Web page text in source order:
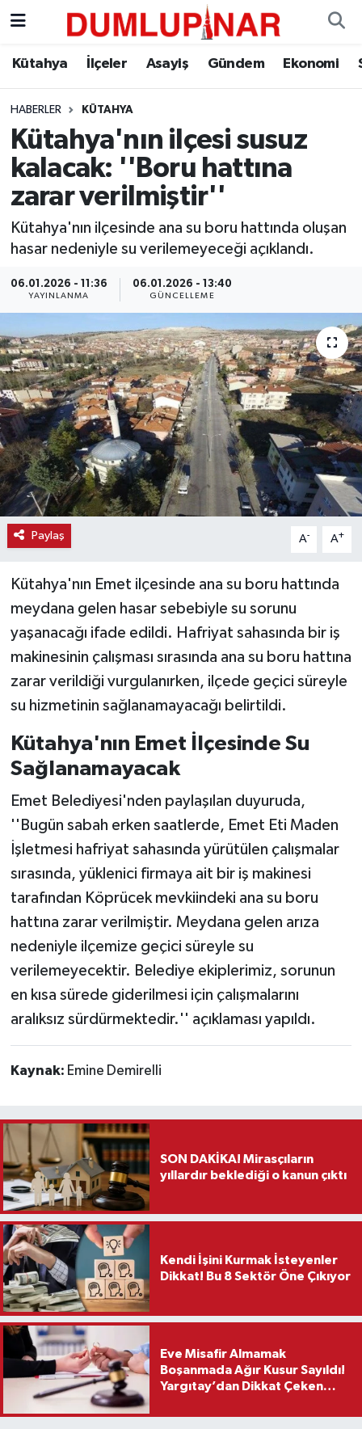
Kütahya İlçeler Asayiş Gündem Ekonomi
HABERLER KÜTAHYA
Kütahya'nın ilçesi susuz
kalacak: ''Boru hattına
zarar verilmiştir''
Kütahya'nın ilçesinde ana su boru hattında oluşan
hasar nedeniyle su verilemeyeceği açıklandı.
06.01.2026 - 11:36
YAYINLANMA
06.01.2026 - 13:40
GÜNCELLEME
Paylaş A- A+
Kütahya'nın Emet ilçesinde ana su boru hattında
meydana gelen hasar sebebiyle su sorunu
yaşanacağı ifade edildi. Hafriyat sahasında bir iş
makinesinin çalışması sırasında ana su boru hattına
zarar verildiği vurgulanırken, ilçede geçici süreyle
su hizmetinin sağlanamayacağı belirtildi.
Kütahya'nın Emet İlçesinde Su
Sağlanamayacak
Emet Belediyesi'nden paylaşılan duyuruda,
''Bugün sabah erken saatlerde, Emet Eti Maden
İşletmesi hafriyat sahasında yürütülen çalışmalar
sırasında, yüklenici firmaya ait bir iş makinesi
tarafından Köprücek mevkiindeki ana su boru
hattına zarar verilmiştir. Meydana gelen arıza
nedeniyle ilçemize geçici süreyle su
verilemeyecektir. Belediye ekiplerimiz, sorunun
en kısa sürede giderilmesi için çalışmalarını
aralıksız sürdürmektedir.'' açıklaması yapıldı.
Kaynak: Emine Demirelli
SON DAKİKA! Mirasçıların
yıllardır beklediği o kanun çıktı
Kendi İşini Kurmak İsteyenler
Dikkat! Bu 8 Sektör Öne Çıkıyor
Eve Misafir Almamak
Boşanmada Ağır Kusur Sayıldı!
Yargıtay’dan Dikkat Çeken
Asayiş
Diğer
Dünya
Ekonomi
Gündem
Haber
Haber İlanlar
Kültür-Sanat
Magazin
Sağlık
Seri İlan
Siyaset
Teknoloji
Vasıta
Vefat Haberleri
Yaşam
Kütahya Hava Durumu
Kütahya Trafik Yoğunluk Haritası
Süper Lig Puan Durumu ve Fikstür
Tüm Manşetler
Son Dakika Haberleri